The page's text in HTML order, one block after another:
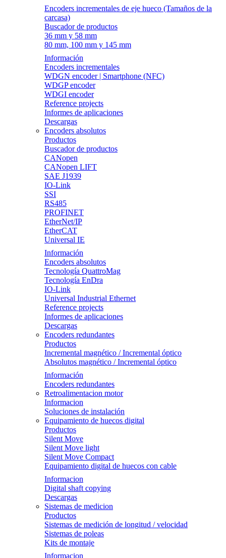
Encoders incrementales de eje hueco (Tamaños de la
carcasa)
Buscador de productos
36 mm y 58 mm
80 mm, 100 mm y 145 mm
Información
Encoders incrementales
WDGN encoder | Smartphone (NFC)
WDGP encoder
WDGI encoder
Reference projects
Informes de aplicaciones
Descargas
Encoders absolutos
Productos
Buscador de productos
CANopen
CANopen LIFT
SAE J1939
IO-Link
SSI
RS485
PROFINET
EtherNet/IP
EtherCAT
Universal IE
Información
Encoders absolutos
Tecnología QuattroMag
Tecnología EnDra
IO-Link
Universal Industrial Ethernet
Reference projects
Informes de aplicaciones
Descargas
Encoders redundantes
Productos
Incremental magnético / Incremental óptico
Absolutos magnético / Incremental óptico
Información
Encoders redundantes
Retroalimentacion motor
Informacion
Soluciones de instalación
Equipamiento de huecos digital
Productos
Silent Move
Silent Move light
Silent Move Compact
Equipamiento digital de huecos con cable
Informacion
Digital shaft copying
Descargas
Sistemas de medicion
Productos
Sistemas de medición de longitud / velocidad
Sistemas de poleas
Kits de montaje
Informacion